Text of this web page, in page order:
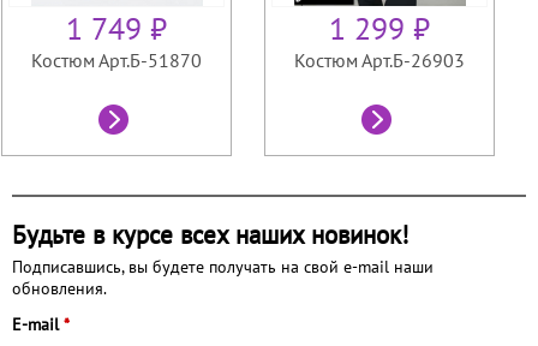
1 749 ₽
Костюм Арт.Б-51870
1 299 ₽
Костюм Арт.Б-26903
Будьте в курсе всех наших новинок!
Подписавшись, вы будете получать на свой e-mail наши
обновления.
E-mail*